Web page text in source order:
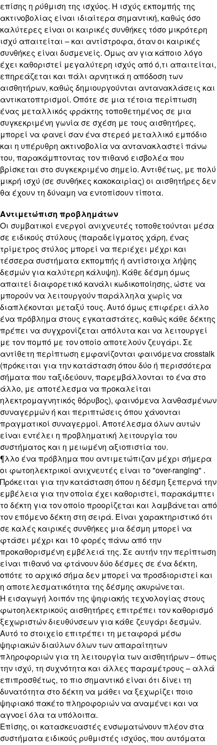
επίσης η ρύθμιση της ισχύος. Η ισχύς εκπομπής της
ακτινοβολίας είναι ιδιαίτερα σημαντική, καθώς όσο
καλύτερες είναι οι καιρικές συνθήκες τόσο μικρότερη
ισχύ απαιτείται – και αντίστροφα, όταν οι καιρικές
συνθήκες είναι δυσμενείς. Όμως αν για κάποιο λόγο
έχει καθοριστεί μεγαλύτερη ισχύς από ό,τι απαιτείται,
επηρεάζεται και πάλι αρνητικά η απόδοση των
αισθητήρων, καθώς δημιουργούνται αντανακλάσεις και
αντικατοπτρισμοί. Οπότε σε μια τέτοια περίπτωση
ένας μεταλλικός φράκτης τοποθετημένος σε μια
συγκεκριμένη γωνία σε σχέση με τους αισθητήρες,
μπορεί να φανεί σαν ένα στερεό μεταλλικό εμπόδιο
και η υπέρυθρη ακτινοβολία να αντανακλαστεί πάνω
του, παρακάμπτοντας τον πιθανό εισβολέα που
βρίσκεται στο συγκεκριμένο σημείο. Αντιθέτως, με πολύ
μικρή ισχύ (σε συνθήκες κακοκαιρίας) οι αισθητήρες δεν
θα έχουν τη δύναμη να εντοπίσουν τίποτα.
Αντιμετώπιση προβλημάτων
Οι συμβατικοί ενεργοί ανιχνευτές τοποθετούνται μέσα
σε ειδικούς στύλους (παραδείγματος χάρη, ένας
τρίμετρος στύλος μπορεί να περιέχει μέχρι και
τέσσερα συστήματα εκπομπής ή αντίστοιχα λήψης
δεσμών για καλύτερη κάλυψη). Κάθε δέσμη όμως
απαιτεί διαφορετικό κανάλι κωδικοποίησης, ώστε να
μπορούν να λειτουργούν παράλληλα χωρίς να
διαπλέκονται μεταξύ τους. Αυτό όμως επιφέρει άλλο
ένα πρόβλημα στους εγκαταστάτες, καθώς κάθε δέκτης
πρέπει να συγχρονίζεται απόλυτα και να λειτουργεί
με τον πομπό με τον οποίο αποτελούν ζευγάρι. Σε
αντίθετη περίπτωση εμφανίζονται φαινόμενα crosstalk
(πρόκειται για την κατάσταση όπου δύο ή περισσότερα
σήματα που ταξιδεύουν, παρεμβάλλονται το ένα στο
άλλο, με αποτέλεσμα να προκαλείται
ηλεκτρομαγνητικός θόρυβος), φαινόμενα λανθασμένων
συναγερμών ή και περιπτώσεις όπου χάνονται
πραγματικοί συναγερμοί. Αποτέλεσμα όλων αυτών
είναι εντέλει η προβληματική λειτουργία του
συστήματος και η μειωμένη αξιοπιστία του.
¶λλο ένα πρόβλημα που αντιμετώπιζαν μέχρι σήμερα
οι φωτοηλεκτρικοί ανιχνευτές είναι το "over-ranging" .
Πρόκειται για την κατάσταση όπου η δέσμη ξεπερνά την
εμβέλεια για την οποία έχει καθοριστεί, παρακάμπτει
το δέκτη για τον οποίο προορίζεται και λαμβάνεται από
τον επόμενο δέκτη στη σειρά. Είναι χαρακτηριστικό ότι
σε καλές καιρικές συνθήκες μια δέσμη μπορεί να
φτάσει μέχρι και 10 φορές πάνω από την
προκαθορισμένη εμβέλειά της. Σε αυτήν την περίπτωση
είναι πιθανό να φτάνουν δύο δέσμες σε ένα δέκτη,
οπότε το αρχικό σήμα δεν μπορεί να προσδιοριστεί και
η αποτελεσματικότητα της δέσμης ακυρώνεται.
Η εισαγωγή λοιπόν της ψηφιακής τεχνολογίας στους
φωτοηλεκτρικούς αισθητήρες επιτρέπει τον καθορισμό
ξεχωριστών διευθύνσεων για κάθε ζευγάρι δεσμών.
Αυτό το στοιχείο επιτρέπει τη μεταφορά μέσω
ψηφιακών διαύλων όλων των απαραίτητων
πληροφοριών για τη λειτουργία των αισθητήρων – όπως
την ισχύ, τη συχνότητα και άλλες παραμέτρους – αλλά
επιπροσθέτως, το πιο σημαντικό είναι ότι δίνει τη
δυνατότητα στο δέκτη να μάθει να ξεχωρίζει ποιο
ψηφιακό πακέτο πληροφοριών να αναμένει και να
αγνοεί όλα τα υπόλοιπα.
Επίσης, οι κατασκευαστές ενσωματώνουν πλέον στα
συστήματα ειδικούς ρυθμιστές ισχύος, που αυτόματα